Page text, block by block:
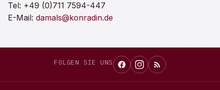
Tel: +49 (0)711 7594-447
E-Mail: damals@konradin.de
FOLGEN SIE UNS